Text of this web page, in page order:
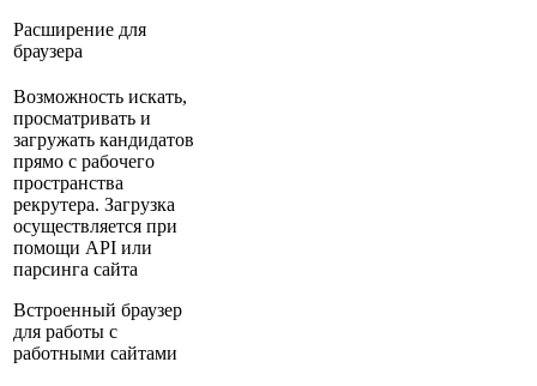
Расширение для
браузера
Возможность искать,
просматривать и
загружать кандидатов
прямо с рабочего
пространства
рекрутера. Загрузка
осуществляется при
помощи API или
парсинга сайта
Встроенный браузер
для работы с
работными сайтами